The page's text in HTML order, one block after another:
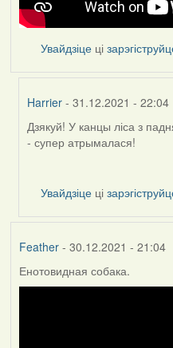
Увайдзіце ці
Harrier - 31.12.2021 - 22:04
In
reply
Feather
Дзякуй! У канцы ліса з
- супер атрымалася!
Увайдзіце ці
Feather- 30.12.2021 - 21:04
Енотовидная собака.